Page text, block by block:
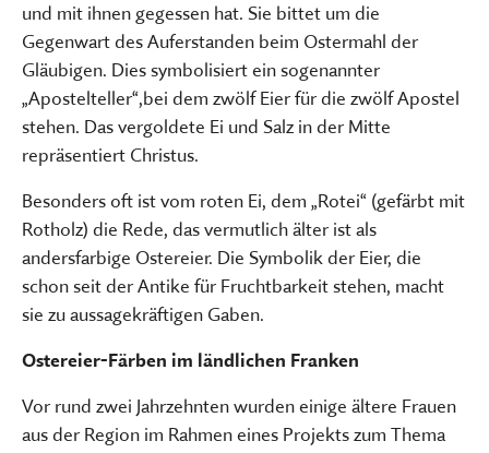
und mit ihnen gegessen hat. Sie bittet um die
Gegenwart des Auferstanden beim Ostermahl der
Gläubigen. Dies symbolisiert ein sogenannter
„Apostelteller“,bei dem zwölf Eier für die zwölf Apostel
stehen. Das vergoldete Ei und Salz in der Mitte
repräsentiert Christus.
Besonders oft ist vom roten Ei, dem „Rotei“ (gefärbt mit
Rotholz) die Rede, das vermutlich älter ist als
andersfarbige Ostereier. Die Symbolik der Eier, die
schon seit der Antike für Fruchtbarkeit stehen, macht
sie zu aussagekräftigen Gaben.
Ostereier-Färben im ländlichen Franken
Vor rund zwei Jahrzehnten wurden einige ältere Frauen
aus der Region im Rahmen eines Projekts zum Thema